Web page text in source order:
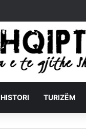
HISTORI TURIZËM